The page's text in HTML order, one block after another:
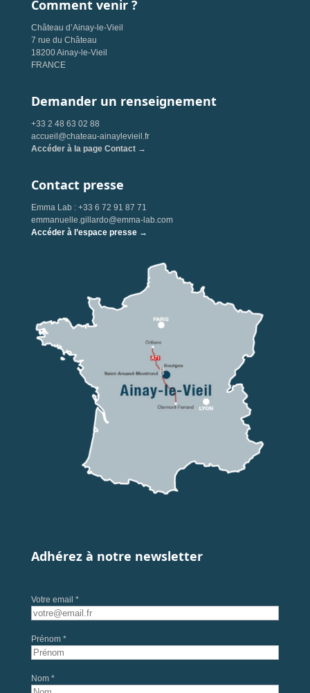
Comment venir ?
Château d’Ainay-le-Vieil
7 rue du Château
18200 Ainay-le-Vieil
FRANCE
Demander un renseignement
+33 2 48 63 02 88
accueil@chateau-ainaylevieil.fr
Accéder à la page Contact →
Contact presse
Emma Lab : +33 6 72 91 87 71
emmanuelle.gillardo@emma-lab.com
Accéder à l’espace presse →
Adhérez à notre newsletter
Votre email *
Prénom *
Nom *